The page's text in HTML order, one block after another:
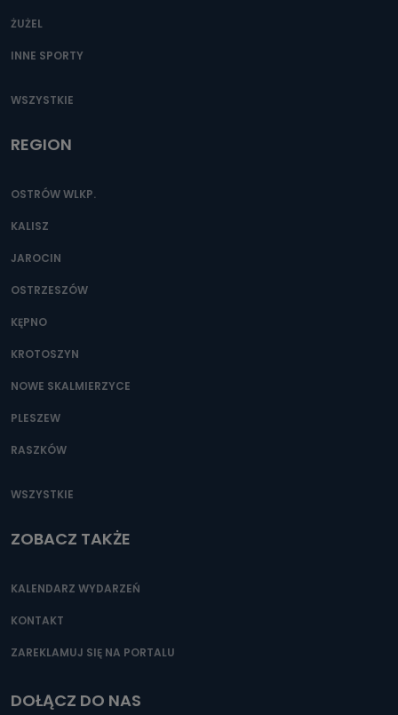
ŻUŻEL
INNE SPORTY
WSZYSTKIE
REGION
OSTRÓW WLKP.
KALISZ
JAROCIN
OSTRZESZÓW
KĘPNO
KROTOSZYN
NOWE SKALMIERZYCE
PLESZEW
RASZKÓW
WSZYSTKIE
ZOBACZ TAKŻE
KALENDARZ WYDARZEŃ
KONTAKT
ZAREKLAMUJ SIĘ NA PORTALU
DOŁĄCZ DO NAS